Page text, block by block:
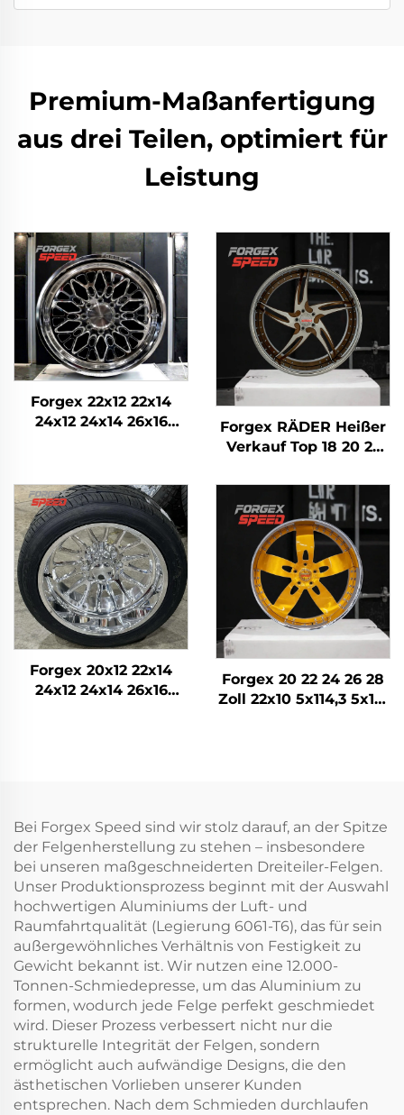
Premium-Maßanfertigung
aus drei Teilen, optimiert für
Leistung
Forgex 22x12 22x14
24x12 24x14 26x16
Offroad 8x170 8x180
8x6,5 6x5,5 5x5 LKW-
Felgen
Forgex RÄDER Heißer
Verkauf Top 18 20 22
5x120 6x139,7
Kundenspezifische
Geschmiedete Felgen
PKW-Felge
Forgex 20x12 22x14
24x12 24x14 26x16
Forgex 20 22 24 26 28
Zoll 22x10 5x114,3 5x115
Bei Forgex Speed sind wir stolz darauf, an der Spitze
der Felgenherstellung zu stehen – insbesondere
bei unseren maßgeschneiderten Dreiteiler-Felgen.
Unser Produktionsprozess beginnt mit der Auswahl
hochwertigen Aluminiums der Luft- und
Raumfahrtqualität (Legierung 6061-T6), das für sein
außergewöhnliches Verhältnis von Festigkeit zu
Gewicht bekannt ist. Wir nutzen eine 12.000-
Tonnen-Schmiedepresse, um das Aluminium zu
formen, wodurch jede Felge perfekt geschmiedet
wird. Dieser Prozess verbessert nicht nur die
strukturelle Integrität der Felgen, sondern
ermöglicht auch aufwändige Designs, die den
ästhetischen Vorlieben unserer Kunden
entsprechen. Nach dem Schmieden durchlaufen